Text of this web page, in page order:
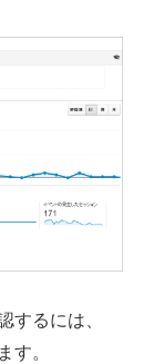
するには、
す。